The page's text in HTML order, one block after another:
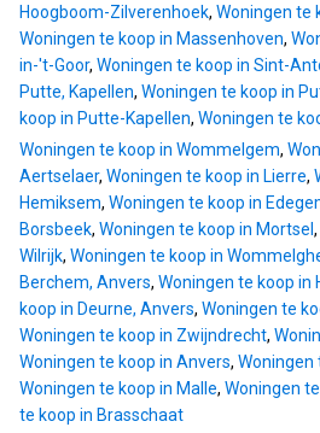
Hoogboom-Zilverenhoek, Woningen te
Woningen te koop in Massenhoven,
in-'t-Goor, Woningen te koop in Sint-
Putte, Kapellen, Woningen te koop in
koop in Putte-Kapellen, Woningen te
Woningen te koop in Wommelgem,
Aertselaer, Woningen te koop in Lierre,
Hemiksem, Woningen te koop in
Borsbeek, Woningen te koop in Mortsel ,
Wilrijk, Woningen te koop in
Berchem, Anvers, Woningen te koop in
koop in Deurne, Anvers, Woningen te
Woningen te koop in Zwijndrecht,
Woningen te koop in Anvers, Woningen
Woningen te koop in Malle, Woningen
te koop in Brasschaat